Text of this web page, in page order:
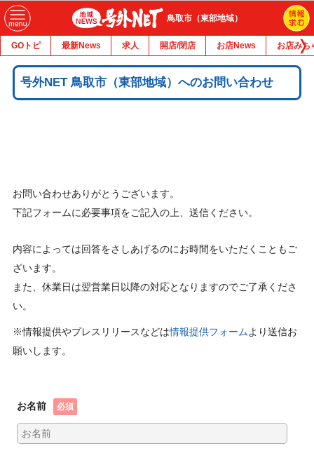
鳥取市（東部地域）
GOトピ 最新News 求人 開店/閉店 お店News お店みち
号外NET 鳥取市（東部地域）へのお問い合わせ
お問い合わせありがとうございます。
下記フォームに必要事項をご記入の上、送信ください。
内容によっては回答をさしあげるのにお時間をいただくこともご
ざいます。
また、休業日は翌営業日以降の対応となりますのでご了承くださ
い。
※情報提供やプレスリリースなどは情報提供フォームより送信お
願いします。
お名前 必須